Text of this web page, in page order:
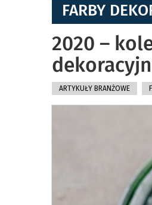
FARBY
2020 –
ARTYKUŁY BRANŻOWE